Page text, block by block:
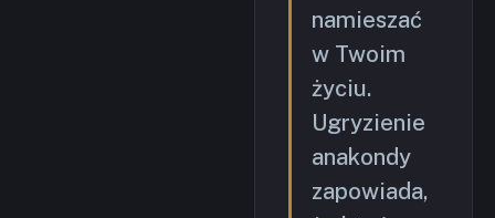
namieszać
w Twoim
życiu.
Ugryzienie
anakondy
zapowiada,